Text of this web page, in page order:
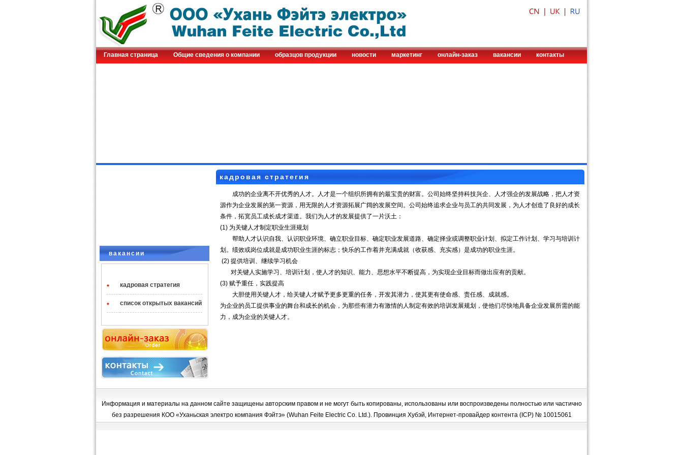
Главная страница Общие сведения о компании образцов продукции новости маркетинг онлайн-заказ вакансии контакты
вакансии
◆ кадровая стратегия
◆ список открытых вакансий
кадровая стратегия
成功的企业离不开优秀的人才。人才是一个组织所拥有的最宝贵的财富。公司始终坚持科技兴企、人才强企的发展战略，把人才资
源作为企业发展的第一资源，用无限的人才资源拓展广阔的发展空间。公司始终追求企业与员工的共同发展，为人才创造了良好的成长
条件，拓宽员工成长成才渠道。我们为人才的发展提供了一片沃土：
(1) 为关键人才制定职业生涯规划
帮助人才认识自我、认识职业环境、确立职业目标、确定职业发展道路、确定择业或调整职业计划、拟定工作计划、学习与培训计
划。绩效或岗位成就是成功职业生涯的标志；快乐的工作着并充满成就（收获感、充实感）是成功的职业生涯。
(2) 提供培训、继续学习机会
对关键人实施学习、培训计划，使人才的知识、能力、思想水平不断提高，为实现企业目标而做出应有的贡献。
(3) 赋予重任，实践提高
大胆使用关键人才，给关键人才赋予更多更重的任务，开发其潜力，使其更有使命感、责任感、成就感。
为企业的员工提供事业的舞台和成长的机会，为那些有潜力有激情的人制定有效的培训发展规划，使他们尽快地具备企业发展所需的能
力，成为企业的关键人才。
Информация и материалы на данном сайте защищены авторским правом и не могут быть копированы, использованы или воспроизведены полностью или частично
без разрешения КОО «Уханьская электро компания Фэйтэ» (Wuhan Feite Electric Co. Ltd.). Провинция Хубэй, Интернет-провайдер контента (ICP) № 10015061